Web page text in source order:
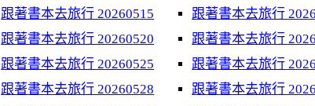
跟著書本去旅行 20260515
跟著書本去旅行
跟著書本去旅行 20260520
跟著書本去旅行
跟著書本去旅行 20260525
跟著書本去旅行
跟著書本去旅行 20260528
跟著書本去旅行